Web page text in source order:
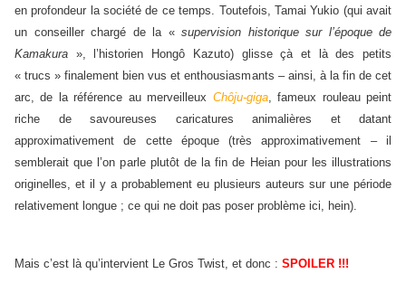
en profondeur la société de ce temps. Toutefois, Tamai Yukio (qui avait
un conseiller chargé de la « supervision historique sur l’époque de
Kamakura », l’historien Hongô Kazuto) glisse çà et là des petits
« trucs » finalement bien vus et enthousiasmants – ainsi, à la fin de cet
arc, de la référence au merveilleux Chôju-giga, fameux rouleau peint
riche de savoureuses caricatures animalières et datant
approximativement de cette époque (très approximativement – il
semblerait que l’on parle plutôt de la fin de Heian pour les illustrations
originelles, et il y a probablement eu plusieurs auteurs sur une période
relativement longue ; ce qui ne doit pas poser problème ici, hein).
Mais c’est là qu’intervient Le Gros Twist, et donc : SPOILER !!!